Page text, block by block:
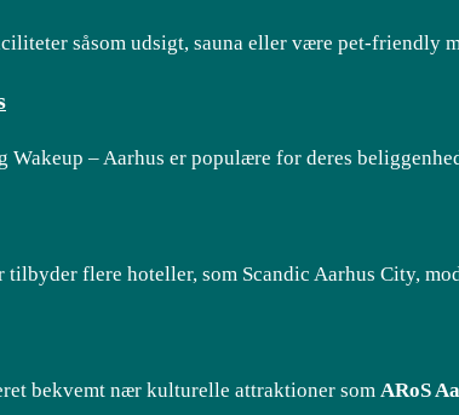
såsom udsigt, sauna eller være pet-friendly
– Aarhus er populære for deres
tilbyder flere hoteller, som Scandic Aarhus City,
bekvemt nær kulturelle attraktioner som ARoS